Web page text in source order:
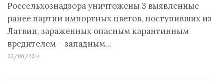
Россельхознадзора уничтожены 3 выявленные
ранее партии импортных цветов, поступивших из
Латвии, зараженных опасным карантинным
вредителем – западным…
03/06/2014